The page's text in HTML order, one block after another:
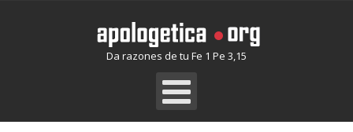
Da razones de tu Fe 1 Pe 3,15